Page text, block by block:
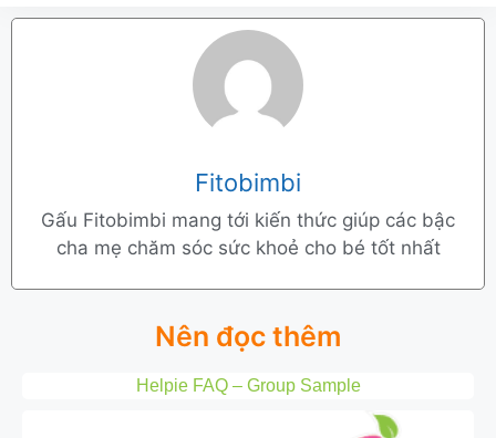
Fitobimbi
Gấu Fitobimbi mang tới kiến thức giúp các bậc
cha mẹ chăm sóc sức khoẻ cho bé tốt nhất
Nên đọc thêm
Helpie FAQ – Group Sample